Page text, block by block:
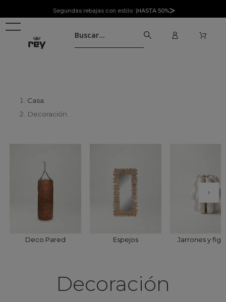
Segundas rebajas con estilo |HASTA 50%
Casa
Decoración
Deco Pared Espejos Jarrones y
Decoración